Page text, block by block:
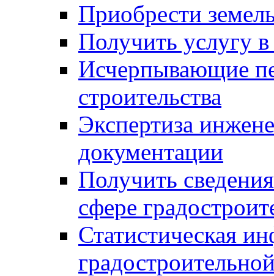
Приобрести
Получить услугу в
Исчерпывающие
строительства
Экспертиза
документации
Получить
сфере
Статистическая